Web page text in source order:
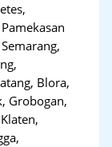
Semarang,
Blora,
Grobogan,